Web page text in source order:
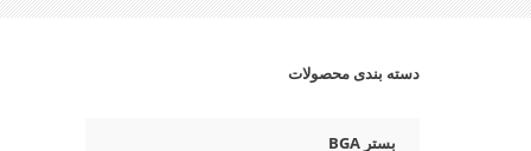
دسته بندی محصولات
بستر BGA